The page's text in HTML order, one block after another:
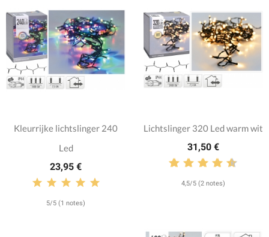
Kleurrijke lichtslinger 240
Led
23,95 €
5/5 (1 notes)
Lichtslinger 320 Led warm wit
31,50 €
4,5/5 (2 notes)